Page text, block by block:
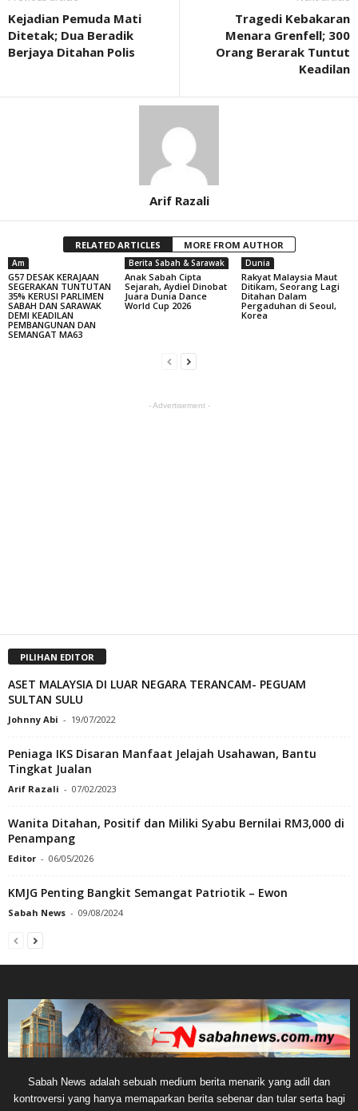
Kejadian Pemuda Mati
Ditetak; Dua Beradik
Berjaya Ditahan Polis
Tragedi Kebakaran
Menara Grenfell; 300
Orang Berarak Tuntut
Keadilan
Arif Razali
RELATED ARTICLES MORE FROM AUTHOR
Am
G57 DESAK KERAJAAN
SEGERAKAN TUNTUTAN
35% KERUSI PARLIMEN
SABAH DAN SARAWAK
DEMI KEADILAN
PEMBANGUNAN DAN
SEMANGAT MA63
Berita Sabah & Sarawak
Anak Sabah Cipta
Sejarah, Aydiel Dinobat
Juara Dunia Dance
World Cup 2026
Dunia
Rakyat Malaysia Maut
Ditikam, Seorang Lagi
Ditahan Dalam
Pergaduhan di Seoul,
Korea
- Advertisement -
PILIHAN EDITOR
ASET MALAYSIA DI LUAR NEGARA TERANCAM- PEGUAM
SULTAN SULU
Johnny Abi - 19/07/2022
Peniaga IKS Disaran Manfaat Jelajah Usahawan, Bantu
Tingkat Jualan
Arif Razali - 07/02/2023
Wanita Ditahan, Positif dan Miliki Syabu Bernilai RM3,000 di
Penampang
Editor - 06/05/2026
KMJG Penting Bangkit Semangat Patriotik – Ewon
Sabah News - 09/08/2024
Sabah News adalah sebuah medium berita menarik yang adil dan
kontroversi yang hanya memaparkan berita sebenar dan tular serta bagi